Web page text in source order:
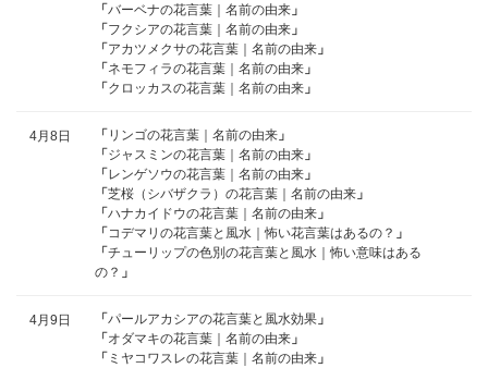
「バーベナの花言葉｜名前の由来 」
「フクシアの花言葉｜名前の由来 」
「アカツメクサの花言葉｜名前の由来 」
「ネモフィラの花言葉｜名前の由来 」
「クロッカスの花言葉｜名前の由来 」
4月8日 「リンゴの花言葉｜名前の由来 」
「ジャスミンの花言葉｜名前の由来 」
「レンゲソウの花言葉｜名前の由来 」
「芝桜（シバザクラ）の花言葉｜名前の由来 」
「ハナカイドウの花言葉｜名前の由来 」
「コデマリの花言葉と風水｜怖い花言葉はあるの？ 」
「チューリップの色別の花言葉と風水｜怖い意味はある
の？ 」
4月9日 「パールアカシアの花言葉と風水効果 」
「オダマキの花言葉｜名前の由来 」
「 ミヤコワスレの花言葉｜名前の由来 」